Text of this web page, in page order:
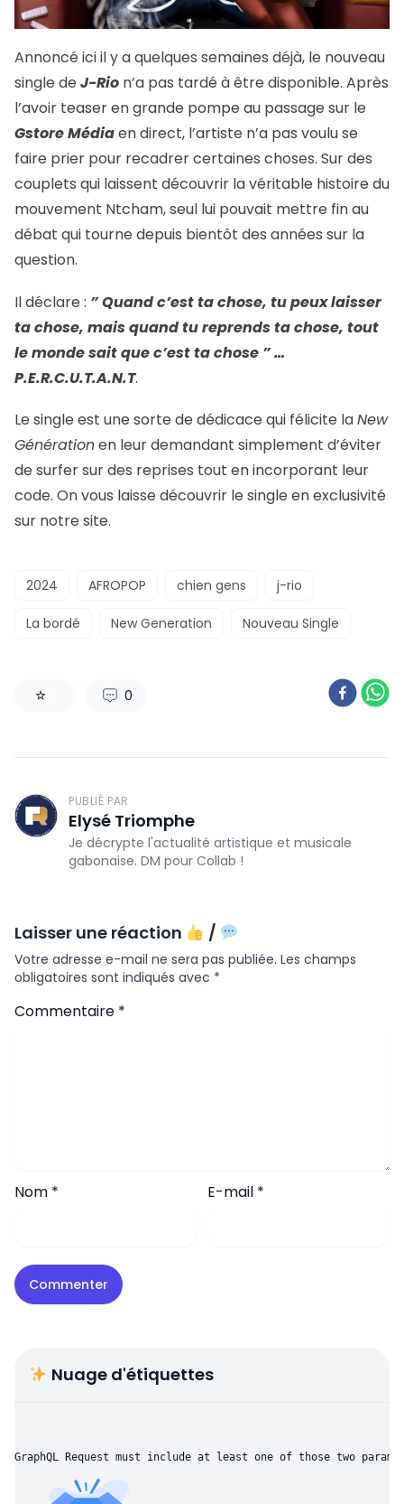
Annoncé ici il y a quelques semaines déjà, le nouveau
single de J-Rio n’a pas tardé à être disponible. Après
l’avoir teaser en grande pompe au passage sur le
Gstore Médiaen direct, l’artiste n’a pas voulu se
faire prier pour recadrer certaines choses. Sur des
couplets qui laissent découvrir la véritable histoire du
mouvement Ntcham, seul lui pouvait mettre fin au
débat qui tourne depuis bientôt des années sur la
question.
Il déclare : ” Quand c’est ta chose, tu peux laisser
ta chose, mais quand tu reprends ta chose, tout
le monde sait que c’est ta chose ” …
P.E.R.C.U.T.A.N.T.
Le single est une sorte de dédicace qui félicite laNew
Générationen leur demandant simplement d’éviter
de surfer sur des reprises tout en incorporant leur
code. On vous laisse découvrir le single en exclusivité
sur notre site.
2024 AFROPOP chien gens j-rio
La bordé New Generation Nouveau Single
0
PUBLIÉ PAR
Elysé Triomphe
Je décrypte l'actualité artistique et musicale
gabonaise. DM pour Collab !
Laisser une réaction /
Votre adresse e-mail ne sera pas publiée. Les champs
obligatoires sont indiqués avec *
Commentaire *
Nom * E-mail *
Nuage d'étiquettes
GraphQL Request must include at least one of those two